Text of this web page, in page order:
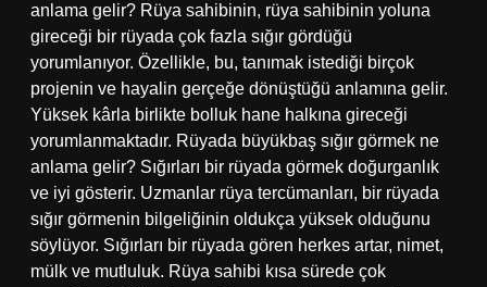
anlama gelir? Rüya sahibinin, rüya sahibinin yoluna
gireceği bir rüyada çok fazla sığır gördüğü
yorumlanıyor. Özellikle, bu, tanımak istediği birçok
projenin ve hayalin gerçeğe dönüştüğü anlamına gelir.
Yüksek kârla birlikte bolluk hane halkına gireceği
yorumlanmaktadır. Rüyada büyükbaş sığır görmek ne
anlama gelir? Sığırları bir rüyada görmek doğurganlık
ve iyi gösterir. Uzmanlar rüya tercümanları, bir rüyada
sığır görmenin bilgeliğinin oldukça yüksek olduğunu
söylüyor. Sığırları bir rüyada gören herkes artar, nimet,
mülk ve mutluluk. Rüya sahibi kısa sürede çok